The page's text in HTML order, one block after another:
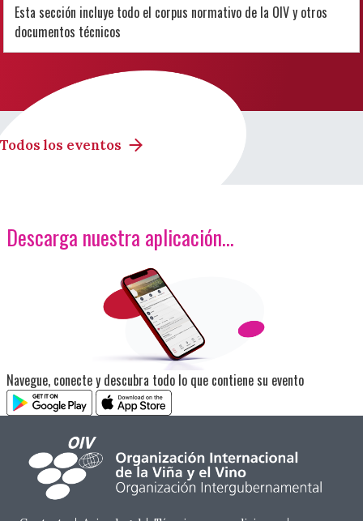
Esta sección incluye todo el corpus normativo de la OIV y otros
documentos técnicos
Todos los eventos
Descarga nuestra aplicación…
<p>Imagen</p>
Navegue, conecte y descubra todo lo que contiene su evento